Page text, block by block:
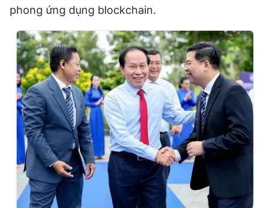
phong ứng dụng blockchain.